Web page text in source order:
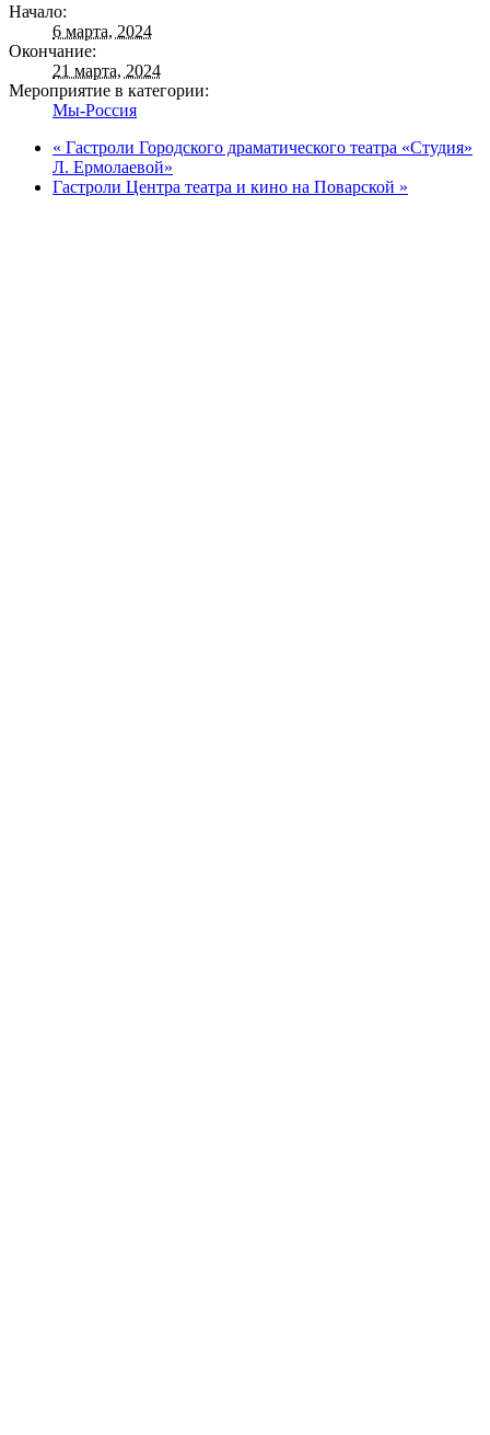
Начало:
6 марта, 2024
Окончание:
21 марта, 2024
Мероприятие в категории:
Мы-Россия
« Гастроли Городского драматического театра «Студия»
Л. Ермолаевой»
Гастроли Центра театра и кино на Поварской »